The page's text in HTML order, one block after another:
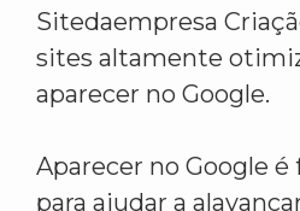
Sitedaempresa
sites altamente
aparecer no Google.
Aparecer no Google
para ajudar a